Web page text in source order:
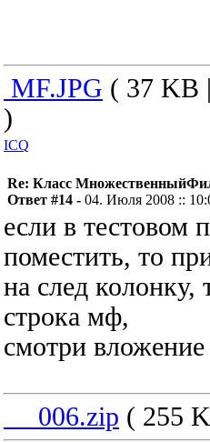
MF.JPG ( 37 KB
)
ICQ
Re: Класс
Ответ #14 - 04. Июля 2008 ::
если в тестовом
поместить, то
на след колонку,
строка мф,
смотри вложение
__006.zip ( 255